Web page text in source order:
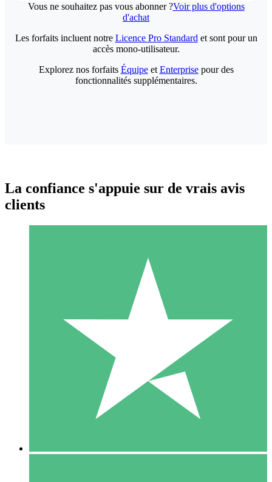
Vous ne souhaitez pas vous abonner ?Voir plus d'options
d'achat
Packs de Crédits Individuels
Payez à l'utilisation avec des crédits de téléchargement. Sans
1 Téléchargement
10 00
Les forfaits incluent notre Licence Pro Standard et sont pour un
accès mono-utilisateur.
Explorez nos forfaits Équipeet Enterprisepour des
fonctionnalités supplémentaires.
La confiance s'appuie sur de vrais avis
clients